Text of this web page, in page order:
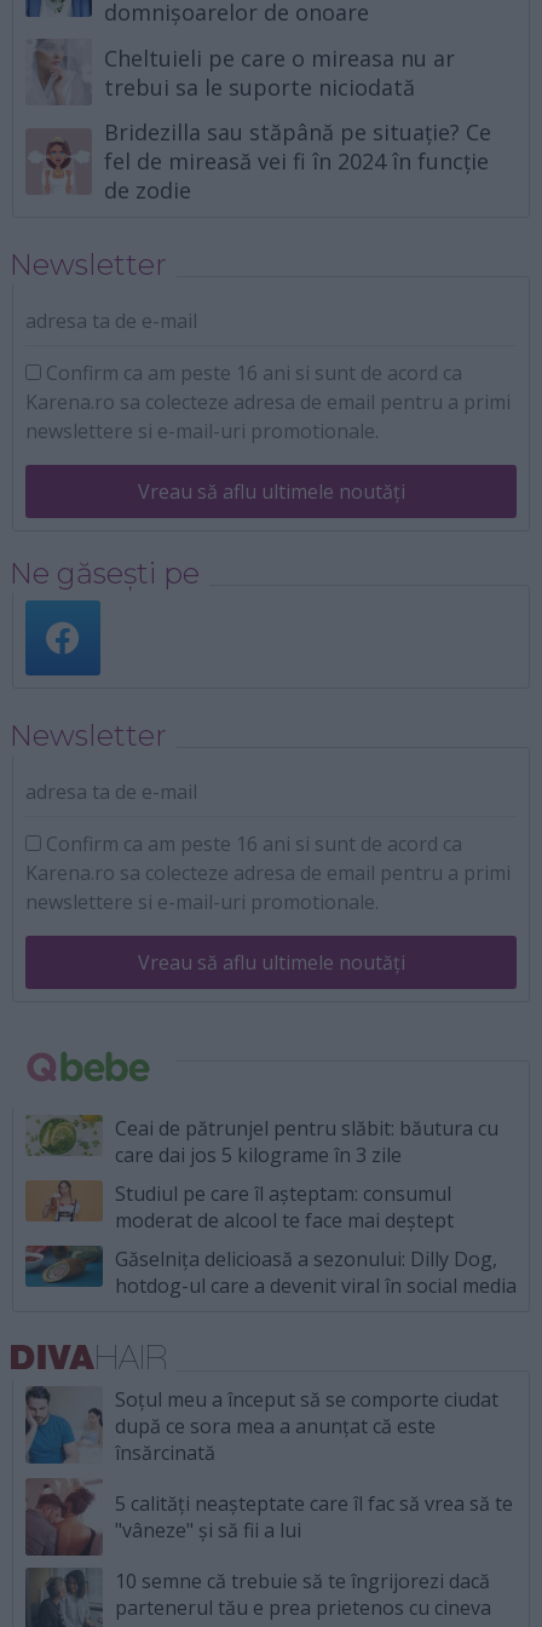
domnișoarelor de onoare
Cheltuieli pe care o mireasa nu ar
trebui sa le suporte niciodată
Bridezilla sau stăpână pe situație? Ce
fel de mireasă vei fi în 2024 în funcție
de zodie
Newsletter
adresa ta de e-mail
Confirm ca am peste 16 ani si sunt de acord ca
Karena.ro sa colecteze adresa de email pentru a primi
newslettere si e-mail-uri promotionale.
Vreau să aflu ultimele noutăți
Ne găsești pe
Newsletter
adresa ta de e-mail
Confirm ca am peste 16 ani si sunt de acord ca
Karena.ro sa colecteze adresa de email pentru a primi
newslettere si e-mail-uri promotionale.
Vreau să aflu ultimele noutăți
Ceai de pătrunjel pentru slăbit: băutura cu
care dai jos 5 kilograme în 3 zile
Studiul pe care îl așteptam: consumul
moderat de alcool te face mai deștept
Găselnița delicioasă a sezonului: Dilly Dog,
hotdog-ul care a devenit viral în social media
Soțul meu a început să se comporte ciudat
după ce sora mea a anunțat că este
însărcinată
5 calități neașteptate care îl fac să vrea să te
"vâneze" și să fii a lui
10 semne că trebuie să te îngrijorezi dacă
partenerul tău e prea prietenos cu cineva